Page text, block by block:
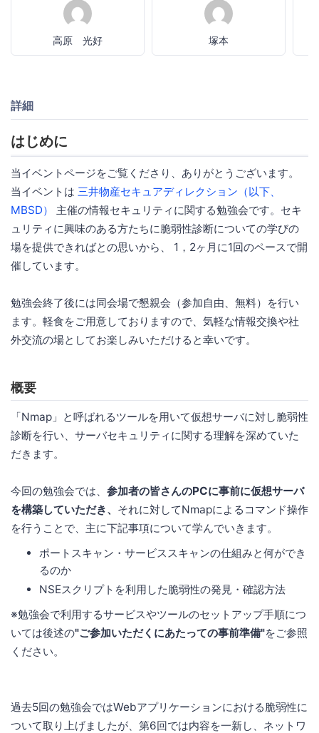
高原 光好 塚本
詳細
はじめに
当イベントページをご覧くださり、ありがとうございます。
当イベントは 三井物産セキュアディレクション（以下、
MBSD）
主催の情報セキュリティに関する勉強会です。セキ
ュリティに興味のある方たちに脆弱性診断についての学びの
場を提供できればとの思いから、 1，2ヶ月に1回のペースで開
催しています。
勉強会終了後には同会場で懇親会（参加自由、無料）を行い
ます。軽食をご用意しておりますので、気軽な情報交換や社
外交流の場としてお楽しみいただけると幸いです。
概要
「Nmap」と呼ばれるツールを用いて仮想サーバに対し脆弱性
診断を行い、サーバセキュリティに関する理解を深めていた
だきます。
今回の勉強会では、 参加者の皆さんのPCに事前に仮想サーバ
を構築していただき、 それに対してNmapによるコマンド操作
を行うことで、主に下記事項について学んでいきます。
ポートスキャン・サービススキャンの仕組みと何ができ
るのか
NSEスクリプトを利用した脆弱性の発見・確認方法
※勉強会で利用するサービスやツールのセットアップ手順につ
いては後述の"ご参加いただくにあたっての事前準備"をご参照
ください。
過去5回の勉強会ではWebアプリケーションにおける脆弱性に
ついて取り上げましたが、第6回では内容を一新し、ネットワ